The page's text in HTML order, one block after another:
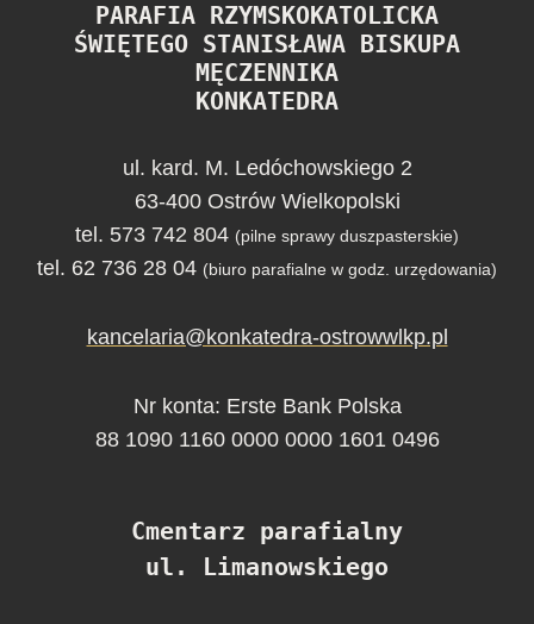
PARAFIA RZYMSKOKATOLICKA
ŚWIĘTEGO STANISŁAWA BISKUPA
MĘCZENNIKA
KONKATEDRA
ul. kard. M. Ledóchowskiego 2
63-400 Ostrów Wielkopolski
tel. 573 742 804 (pilne sprawy duszpasterskie)
tel. 62 736 28 04 (biuro parafialne w godz. urzędowania)
kancelaria@konkatedra-ostrowwlkp.pl
Nr konta: Erste Bank Polska
88 1090 1160 0000 0000 1601 0496
Cmentarz parafialny
ul. Limanowskiego